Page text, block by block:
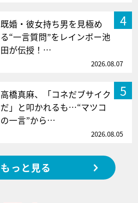
4
既婚・彼女持ち男を見極め
る“一言質問”をレインボー池
田が伝授！…
2026.08.07
5
高橋真麻、「コネだブサイク
だ」と叩かれるも…“マツコ
の一言”から…
2026.08.05
もっと見る